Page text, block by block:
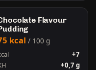
Flavour
kcal/ 100 g
+7
+0,7 g